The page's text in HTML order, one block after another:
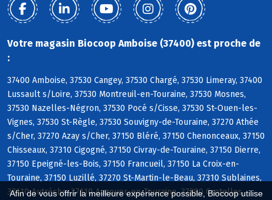
Afin de vous offrir la meilleure expérience possible, Biocoop utilise
Votre magasin Biocoop Amboise (37400) est proche de
:
37400 Amboise, 37530 Cangey, 37530 Chargé, 37530 Limeray, 37400
Lussault s/Loire, 37530 Montreuil-en-Touraine, 37530 Mosnes,
37530 Nazelles-Négron, 37530 Pocé s/Cisse, 37530 St-Ouen-les-
Vignes, 37530 St-Règle, 37530 Souvigny-de-Touraine, 37270 Athée
s/Cher, 37270 Azay s/Cher, 37150 Bléré, 37150 Chenonceaux, 37150
Chisseaux, 37310 Cigogné, 37150 Civray-de-Touraine, 37150 Dierre,
37150 Epeigné-les-Bois, 37150 Francueil, 37150 La Croix-en-
Touraine, 37150 Luzillé, 37270 St-Martin-le-Beau, 37310 Sublaines,
37110 Autrèche, 37110 Auzouer-en-Touraine, 37380 Crotelles,